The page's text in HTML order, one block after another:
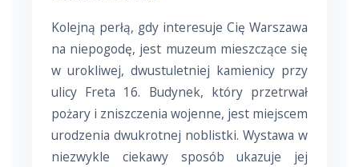
Kolejną perłą, gdy interesuje Cię Warszawa
na niepogodę, jest muzeum mieszczące się
w urokliwej, dwustuletniej kamienicy przy
ulicy Freta 16. Budynek, który przetrwał
pożary i zniszczenia wojenne, jest miejscem
urodzenia dwukrotnej noblistki. Wystawa w
niezwykle ciekawy sposób ukazuje jej